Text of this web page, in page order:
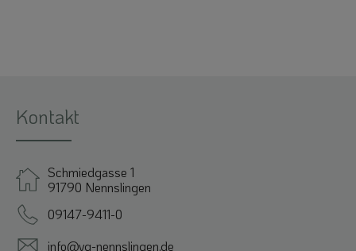
Kontakt
Schmiedgasse 1
91790 Nennslingen
09147-9411-0
info@vg-nennslingen.de